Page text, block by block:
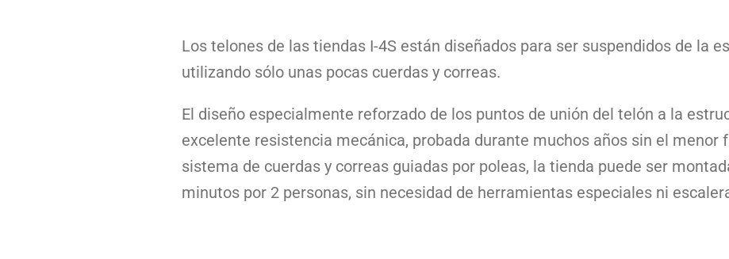
Los telones de las tiendas I-4S están diseñados para ser suspendidos de la
utilizando sólo unas pocas cuerdas y correas.
El diseño especialmente reforzado de los puntos de unión del telón a la
excelente resistencia mecánica, probada durante muchos años sin el menor
sistema de cuerdas y correas guiadas por poleas, la tienda puede ser
minutos por 2 personas, sin necesidad de herramientas especiales ni